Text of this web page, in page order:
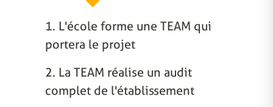
1. L'école forme une TEAM qui
portera le projet
2. La TEAM réalise un audit
complet de l'établissement